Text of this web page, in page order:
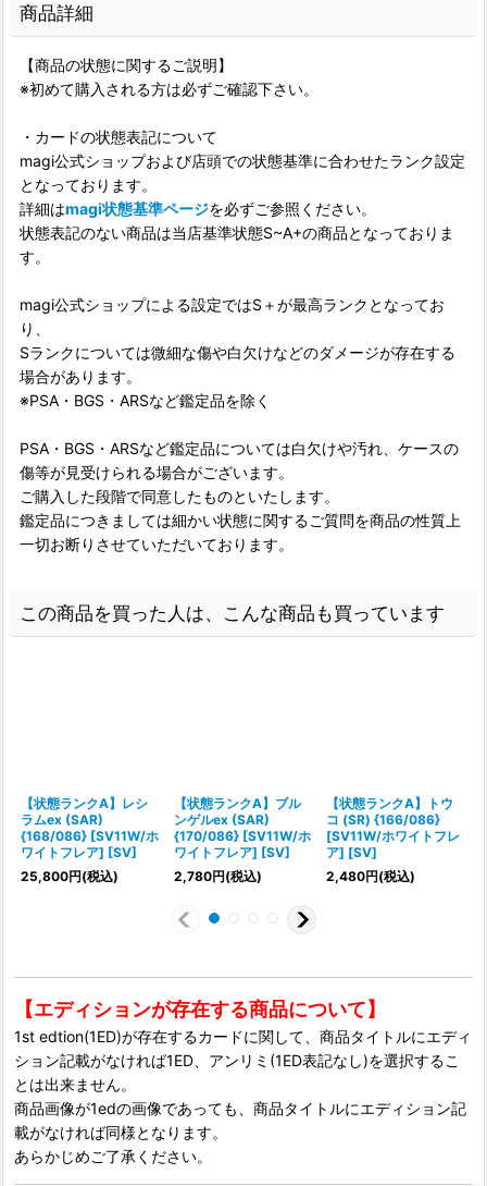
商品詳細
【商品の状態に関するご説明】
※初めて購入される方は必ずご確認下さい。
・カードの状態表記について
magi公式ショップおよび店頭での状態基準に合わせたランク設定
となっております。
詳細はmagi状態基準ページを必ずご参照ください。
状態表記のない商品は当店基準状態S~A+の商品となっておりま
す。
magi公式ショップによる設定ではS＋が最高ランクとなってお
り、
Sランクについては微細な傷や白欠けなどのダメージが存在する
場合があります。
※PSA・BGS・ARSなど鑑定品を除く
PSA・BGS・ARSなど鑑定品については白欠けや汚れ、ケースの
傷等が見受けられる場合がございます。
ご購入した段階で同意したものといたします。
鑑定品につきましては細かい状態に関するご質問を商品の性質上
一切お断りさせていただいております。
この商品を買った人は、こんな商品も買っています
【状態ランクA】レシ
ラムex (SAR)
{168/086} [SV11W/ホ
ワイトフレア] [SV]
25,800円(税込)
【状態ランクA】ブル
ンゲルex (SAR)
{170/086} [SV11W/ホ
ワイトフレア] [SV]
2,780円(税込)
【状態ランクA】トウ
コ (SR) {166/086}
[SV11W/ホワイトフレ
ア] [SV]
2,480円(税込)
【エディションが存在する商品について】
1st edtion(1ED)が存在するカードに関して、商品タイトルにエディ
ション記載がなければ1ED、アンリミ(1ED表記なし)を選択するこ
とは出来ません。
商品画像が1edの画像であっても、商品タイトルにエディション記
載がなければ同様となります。
あらかじめご了承ください。